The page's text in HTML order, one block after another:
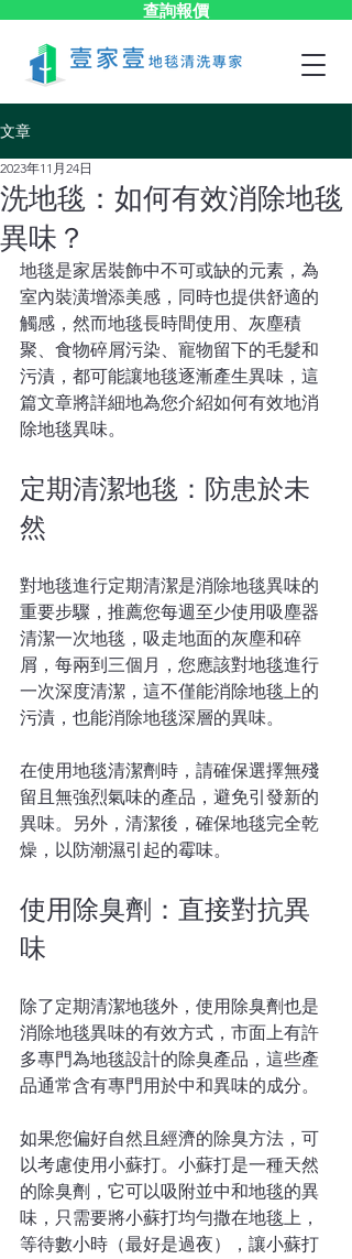
查詢報價
文章
洗地毯：如何有效消除地毯
異味？
2023年11月24日
地毯是家居裝飾中不可或缺的元素，為
室內裝潢增添美感，同時也提供舒適的
觸感，然而地毯長時間使用、灰塵積
聚、食物碎屑污染、寵物留下的毛髮和
污漬，都可能讓地毯逐漸產生異味，這
篇文章將詳細地為您介紹如何有效地消
除地毯異味。
定期清潔地毯：防患於未
然
對地毯進行定期清潔是消除地毯異味的
重要步驟，推薦您每週至少使用吸塵器
清潔一次地毯，吸走地面的灰塵和碎
屑，每兩到三個月，您應該對地毯進行
一次深度清潔，這不僅能消除地毯上的
污漬，也能消除地毯深層的異味。
在使用地毯清潔劑時，請確保選擇無殘
留且無強烈氣味的產品，避免引發新的
異味。另外，清潔後，確保地毯完全乾
燥，以防潮濕引起的霉味。
使用除臭劑：直接對抗異
味
除了定期清潔地毯外，使用除臭劑也是
消除地毯異味的有效方式，市面上有許
多專門為地毯設計的除臭產品，這些產
品通常含有專門用於中和異味的成分。
如果您偏好自然且經濟的除臭方法，可
以考慮使用小蘇打。小蘇打是一種天然
的除臭劑，它可以吸附並中和地毯的異
味，只需要將小蘇打均勻撒在地毯上，
等待數小時（最好是過夜），讓小蘇打